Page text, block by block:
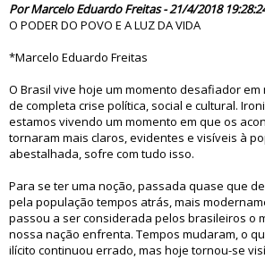
Por Marcelo Eduardo Freitas - 21/4/2018
O PODER DO POVO E A LUZ DA VIDA
*Marcelo Eduardo Freitas
O Brasil vive hoje um momento desafiador
de completa crise política, social e cultural.
estamos vivendo um momento em que os
tornaram mais claros, evidentes e visíveis à
abestalhada, sofre com tudo isso.
Para se ter uma noção, passada quase que
pela população tempos atrás, mais
passou a ser considerada pelos brasileiros o
nossa nação enfrenta. Tempos mudaram, o
ilícito continuou errado, mas hoje tornou-se